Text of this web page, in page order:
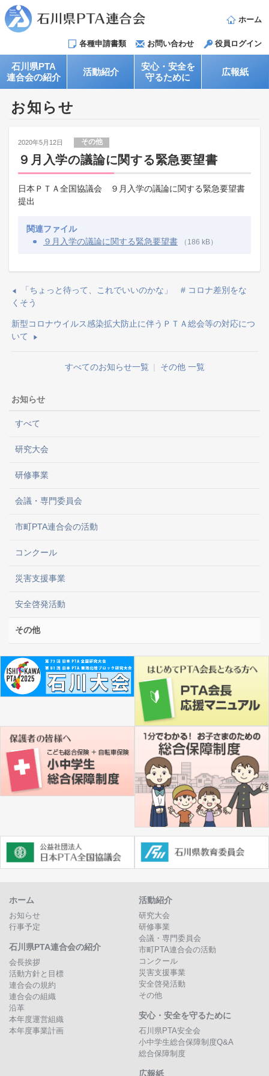
ホーム
各種申請書類 お問い合わせ 役員ログイン
石川県PTA
連合会の紹介
活動紹介
安心・安全を
守るために
広報紙
お知らせ
2020年5月12日 その他
９月入学の議論に関する緊急要望書
日本ＰＴＡ全国協議会 ９月入学の議論に関する緊急要望書​
提出
関連ファイル
９月入学の議論に関する緊急要望書
（186 kB）
「ちょっと待って、これでいいのかな」 # コロナ差別をな
くそう
新型コロナウイルス感染拡大防止に伴うＰＴＡ総会等の対応につ
いて
すべてのお知らせ一覧 | その他 一覧
お知らせ
すべて
研究大会
研修事業
会議・専門委員会
市町PTA連合会の活動
コンクール
災害支援事業
安全啓発活動
その他
ホーム
お知らせ
行事予定
石川県PTA連合会の紹介
会長挨拶
活動方針と目標
連合会の規約
連合会の組織
沿革
本年度運営組織
本年度事業計画
活動紹介
研究大会
研修事業
会議・専門委員会
市町PTA連合会の活動
コンクール
災害支援事業
安全啓発活動
その他
安心・安全を守るために
石川県PTA安全会
小中学生総合保障制度Q&A
総合保障制度
広報紙